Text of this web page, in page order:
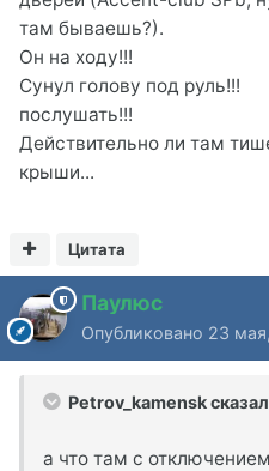
там бываешь?).
Он на ходу!!!
Сунул голову под руль!!!
послушать!!!
Действительно ли там
крыши...
Цитата
Паулюс
Опубликовано 23
Petrov_kamensk
а что там с